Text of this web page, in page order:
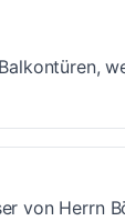
von Herrn